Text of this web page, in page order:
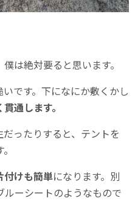
は絶対要ると思います。
です。下になにか敷くかし
通します。
ったりすると、テントを
付けも簡単になります。別
ーシートのようなもので